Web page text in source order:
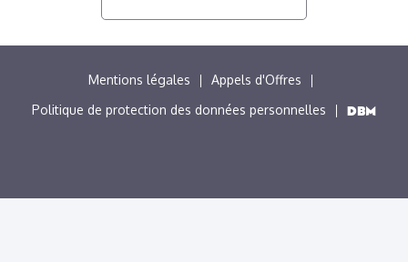
MENU
PIED
Mentions légales
Appels d'Offres
Politique de protection des données personnelles